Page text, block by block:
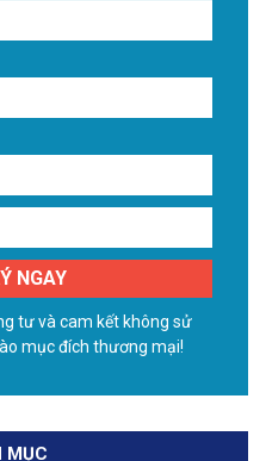
tư và cam kết không sử
mục đích thương mại!
MỤC